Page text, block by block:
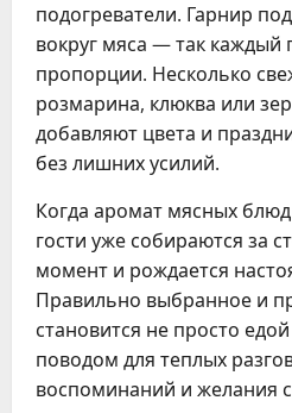
подогреватели. Гарнир
вокруг мяса — так каждый
пропорции. Несколько
розмарина, клюква или
добавляют цвета и
без лишних усилий.
Когда аромат мясных
гости уже собираются за
момент и рождается
Правильно выбранное и
становится не просто
поводом для теплых
воспоминаний и желания